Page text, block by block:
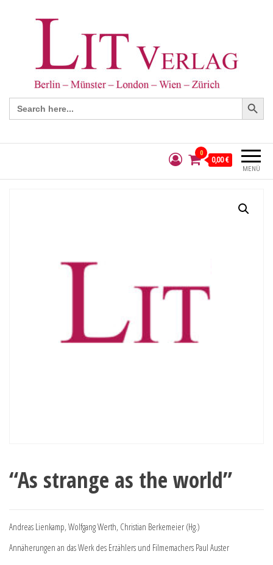
Search
for:
Search Button
MENÜ
0
0,00 €
“As strange as the world”
Andreas Lienkamp, Wolfgang Werth, Christian Berkemeier (Hg.)
Annäherungen an das Werk des Erzählers und Filmemachers Paul Auster